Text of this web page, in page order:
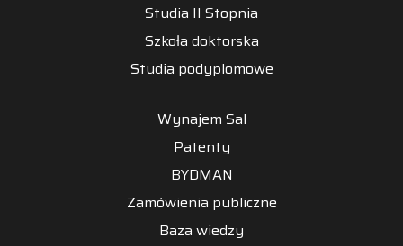
Studia II Stopnia
Szkoła doktorska
Studia podyplomowe
Wynajem Sal
Patenty
BYDMAN
Zamówienia publiczne
Baza wiedzy